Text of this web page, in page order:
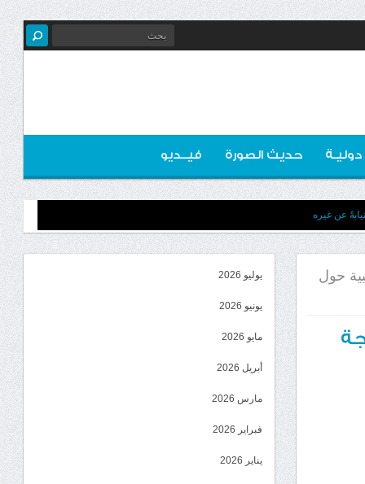
دوليـة حديث الصورة فيــديو
عن غيره
حول يوليو 2026
يونيو 2026
مايو 2026
أبريل 2026
مارس 2026
فبراير 2026
يناير 2026